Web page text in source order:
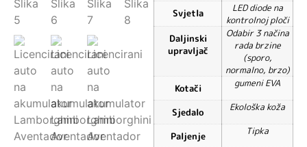
Svjetla
LED diode na
kontrolnoj ploči
Daljinski
upravljač
Odabir 3 načina
rada brzine
(sporo,
normalno, brzo)
Kotači
gumeni EVA
Sjedalo Ekološka koža
Paljenje Tipka